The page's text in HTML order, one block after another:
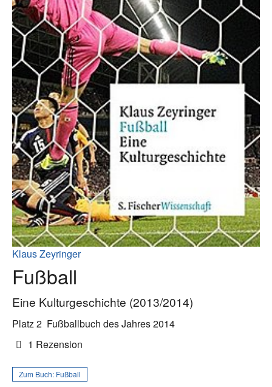
Klaus Zeyringer
Fußball
Eine Kulturgeschichte (2013/2014)
Platz 2 Fußballbuch des Jahres 2014
1 Rezension
Zum Buch: Fußball